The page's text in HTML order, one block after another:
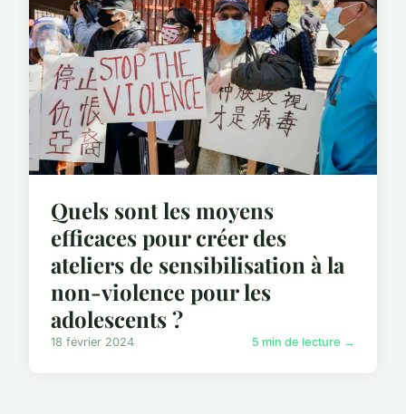
Quels sont les moyens
efficaces pour créer des
ateliers de sensibilisation à la
non-violence pour les
adolescents ?
18 février 2024 5 min de lecture →